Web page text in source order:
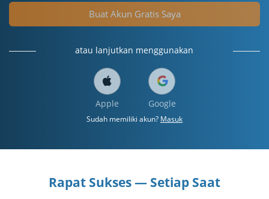
Buat Akun Gratis Saya
atau lanjutkan menggunakan
Apple Google
Sudah memiliki akun? Masuk
Rapat Sukses — Setiap Saat